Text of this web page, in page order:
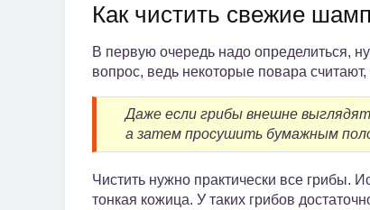
Как чистить свежие
В первую очередь надо определиться,
вопрос, ведь некоторые повара
Даже если грибы внешне
а затем просушить бумажным
Чистить нужно практически все грибы.
тонкая кожица. У таких грибов